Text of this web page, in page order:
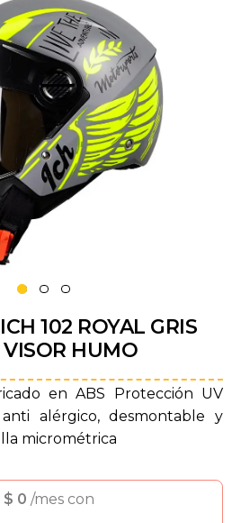
102 ROYAL GRIS
HUMO
en ABS Protección UV
alérgico, desmontable y
micrométrica
$ 0 /mes con